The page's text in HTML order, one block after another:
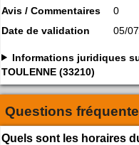
Avis / Commentaires
0
Date de validation
05/
Informations juridiques
TOULENNE (33210)
Questions
Quels sont les horaires